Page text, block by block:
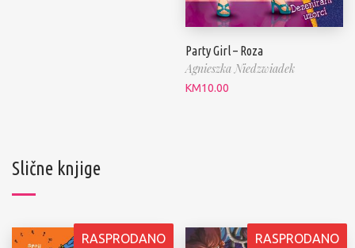
Party Girl – Roza
Agnieszka Niedzwiadek
KM10.00
Slične knjige
RASPRODANO RASPRODANO